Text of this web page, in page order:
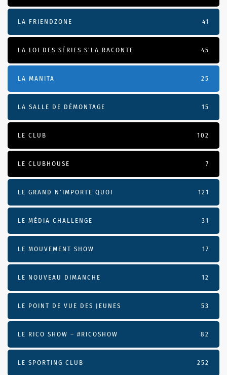
LA FRIENDZONE 41
LA LOI DES SÉRIES S'LA RACONTE 45
LA MANITA 25
LA SALLE DE DÉMONTAGE 15
LE CLUB 102
LE CLUBHOUSE 7
LE GRAND N’IMPORTE QUOI 121
LE MÉDIA CHALLENGE 31
LE MOUVEMENT SHOW 17
LE NOUVEAU DIMANCHE 12
LE POINT DE VUE DES JEUNES 53
LE RICO SHOW – #RICOSHOW 82
LE SPORTING CLUB 252